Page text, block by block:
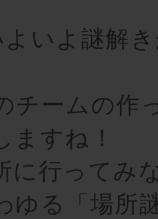
いよ謎解
チームの作
ますね！
に行ってみ
ゆる「場所